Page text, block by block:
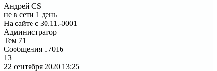
Андрей CS
не в сети 1 день
На сайте с 30.11.-0001
Администратор
Тем 71
Сообщения 17016
13
22 сентября 2020 13:25